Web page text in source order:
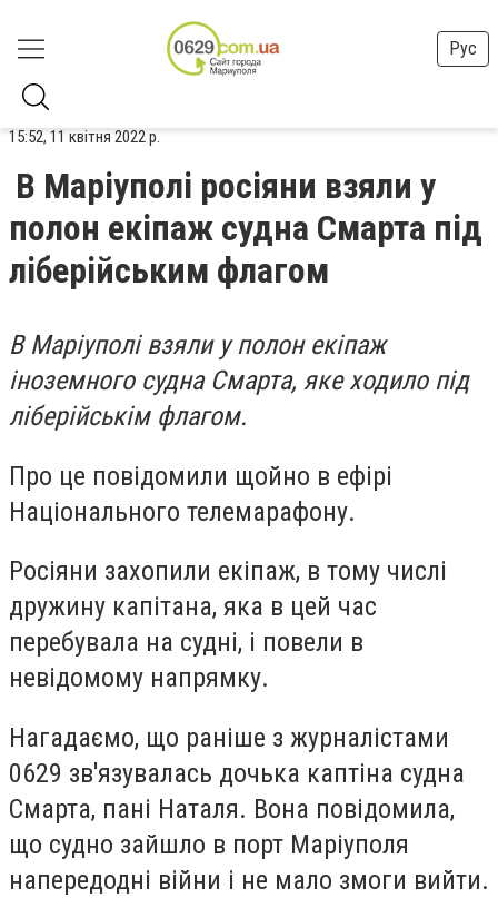
Рус
15:52, 11 квітня 2022 р.
В Маріуполі росіяни взяли у
полон екіпаж судна Смарта під
ліберійським флагом
В Маріуполі взяли у полон екіпаж
іноземного судна Смарта, яке ходило під
ліберійськім флагом.
Про це повідомили щойно в ефірі
Національного телемарафону.
Росіяни захопили екіпаж, в тому числі
дружину капітана, яка в цей час
перебувала на судні, і повели в
невідомому напрямку.
Нагадаємо, що раніше з журналістами
0629 зв'язувалась дочька каптіна судна
Смарта, пані Наталя. Вона повідомила,
що судно зайшло в порт Маріуполя
напередодні війни і не мало змоги вийти.